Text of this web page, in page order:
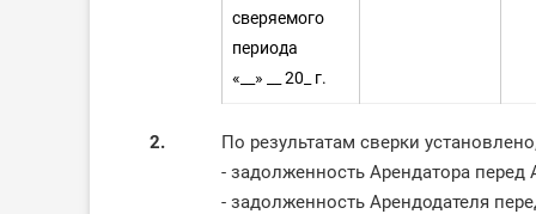
сверяемого
периода
«__» __ 20_ г.
2.
По результатам сверки
- задолженность Арендатора перед
- задолженность Арендодателя